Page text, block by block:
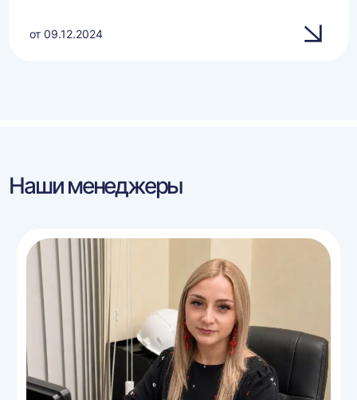
от 09.12.2024
Наши менеджеры